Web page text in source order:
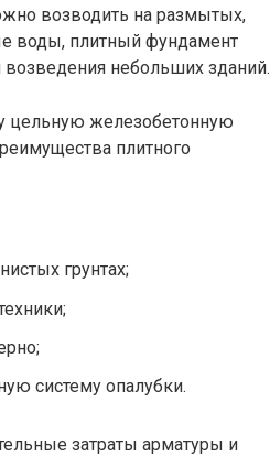
возводить на размытых,
воды, плитный фундамент
небольших зданий.
цельную железобетонную
плитного
грунтах;
систему опалубки.
затраты арматуры и